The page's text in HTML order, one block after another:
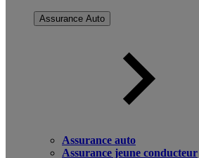
Assurance Auto
Assurance auto
Assurance jeune conducteur